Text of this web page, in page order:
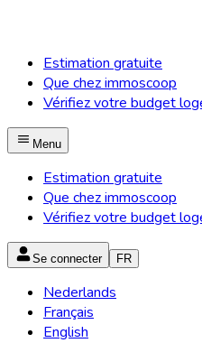
Estimation gratuite
Que chez immoscoop
Vérifiez votre budget
Menu
Estimation gratuite
Que chez immoscoop
Vérifiez votre budget
Se connecter FR
Nederlands
Français
English